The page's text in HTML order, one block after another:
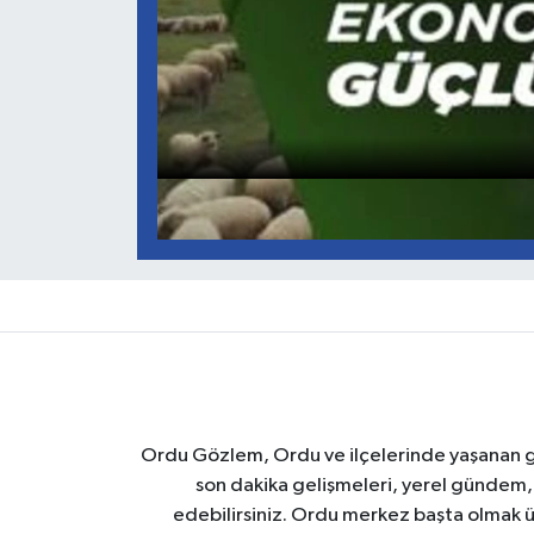
Ordu Gözlem, Ordu ve ilçelerinde yaşanan
son dakika gelişmeleri, yerel
edebilirsiniz. Ordu merkez başta olmak